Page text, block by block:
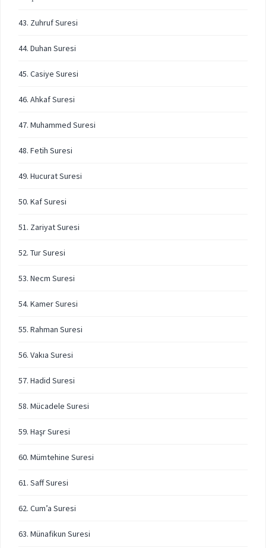
43. Zuhruf Suresi
44. Duhan Suresi
45. Casiye Suresi
46. Ahkaf Suresi
47. Muhammed Suresi
48. Fetih Suresi
49. Hucurat Suresi
50. Kaf Suresi
51. Zariyat Suresi
52. Tur Suresi
53. Necm Suresi
54. Kamer Suresi
55. Rahman Suresi
56. Vakıa Suresi
57. Hadid Suresi
58. Mücadele Suresi
59. Haşr Suresi
60. Mümtehine Suresi
61. Saff Suresi
62. Cum’a Suresi
63. Münafikun Suresi